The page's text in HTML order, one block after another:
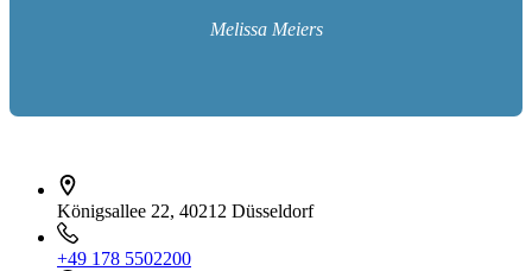
Melissa Meiers
Königsallee 22, 40212 Düsseldorf
+49 178 5502200